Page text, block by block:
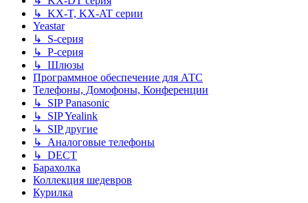
↳ KX-T, KX-AT серии
Yeastar
↳ S-серия
↳ P-серия
↳ Шлюзы
Программное обеспечение для АТС
Телефоны, Домофоны, Конференции
↳ SIP Panasonic
↳ SIP Yealink
↳ SIP другие
↳ Аналоговые телефоны
↳ DECT
Барахолка
Коллекция шедевров
Курилка